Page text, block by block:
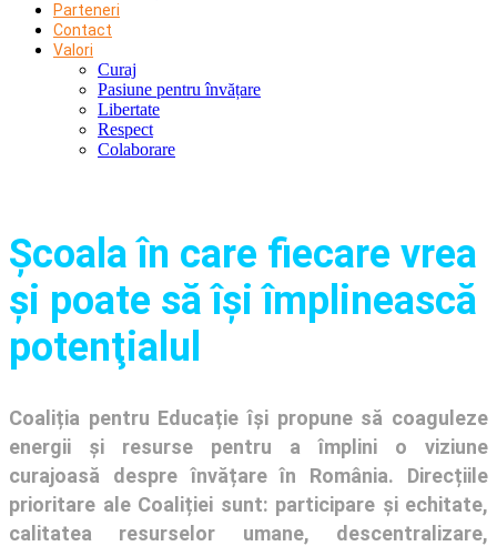
Parteneri
Contact
Valori
Curaj
Pasiune pentru învățare
Libertate
Respect
Colaborare
Şcoala în care fiecare vrea
și poate să își împlinească
potenţialul
Coaliția pentru Educație își propune să coaguleze
energii și resurse pentru a împlini o viziune
curajoasă despre învățare în România. Direcțiile
prioritare ale Coaliției sunt: participare și echitate,
calitatea resurselor umane, descentralizare,